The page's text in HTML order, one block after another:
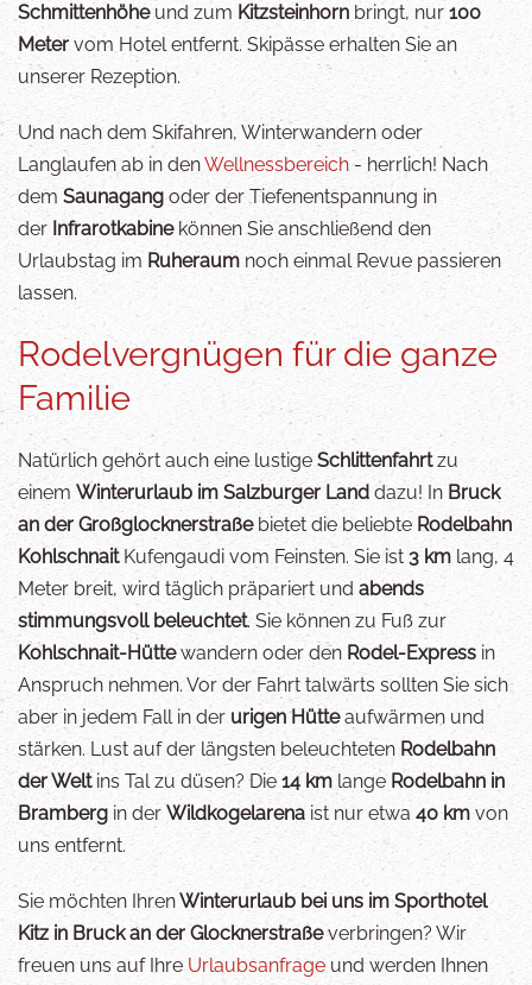
Schmittenhöheund zum Kitzsteinhorn bringt, nur 100
Meter vom Hotel entfernt. Skipässe erhalten Sie an
unserer Rezeption.
Und nach dem Skifahren, Winterwandern oder
Langlaufen ab in denWellnessbereich- herrlich! Nach
dem Saunagangoder der Tiefenentspannung in
der Infrarotkabinekönnen Sie anschließend den
Urlaubstag im Ruheraum noch einmal Revue passieren
lassen.
Rodelvergnügen für die ganze
Familie
Natürlich gehört auch eine lustigeSchlittenfahrtzu
einem Winterurlaub im Salzburger Land dazu! In Bruck
an der Großglocknerstraßebietet die beliebte Rodelbahn
KohlschnaitKufengaudi vom Feinsten. Sie ist 3 km lang, 4
Meter breit, wird täglich präpariert und abends
stimmungsvoll beleuchtet. Sie können zu Fuß zur
Kohlschnait-Hüttewandern oder den Rodel-Express in
Anspruch nehmen. Vor der Fahrt talwärts sollten Sie sich
aber in jedem Fall in der urigen Hütteaufwärmen und
stärken. Lust auf der längsten beleuchtetenRodelbahn
der Weltins Tal zu düsen? Die 14 km lange Rodelbahn in
Bramberg in der Wildkogelarena ist nur etwa40 km von
uns entfernt.
Sie möchten IhrenWinterurlaub bei uns im Sporthotel
Kitz in Bruck an der Glocknerstraßeverbringen? Wir
freuen uns auf Ihre Urlaubsanfrage und werden Ihnen